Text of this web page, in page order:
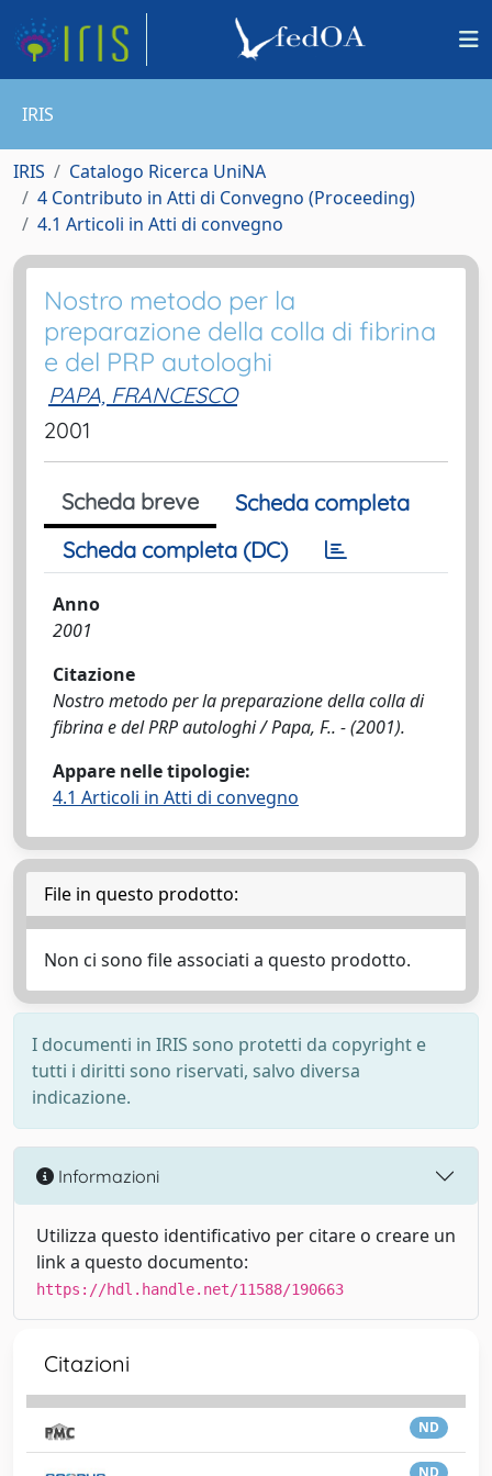
IRIS
IRIS
Catalogo Ricerca UniNA
4 Contributo in Atti di Convegno (Proceeding)
4.1 Articoli in Atti di convegno
Nostro metodo per la
preparazione della colla di fibrina
e del PRP autologhi
PAPA, FRANCESCO
2001
Scheda breve
Scheda completa
Scheda completa (DC)
Anno
2001
Citazione
Nostro metodo per la preparazione della colla di
fibrina e del PRP autologhi / Papa, F.. - (2001).
Appare nelle tipologie:
4.1 Articoli in Atti di convegno
File in questo prodotto:
Non ci sono file associati a questo prodotto.
I documenti in IRIS sono protetti da copyright e
tutti i diritti sono riservati, salvo diversa
indicazione.
Informazioni
Utilizza questo identificativo per citare o creare un
link a questo documento:
https://hdl.handle.net/11588/190663
Citazioni
ND